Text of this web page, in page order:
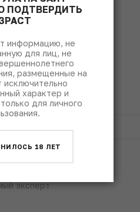
рынок
эксперт
ПОДТВЕРДИТЬ
информацию, не
для лиц, не
размещенные на
исключительно
характер и
для личного
18 ЛЕТ